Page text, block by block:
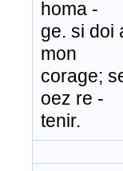
homa -
ge. si doi
mon
corage;
oez re -
tenir.